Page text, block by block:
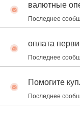
валютные
Последнее
оплата
Последнее
Помогите
Последнее